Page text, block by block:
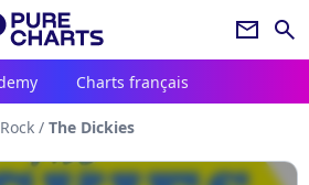
newsletter search
Charts français
/ The Dickies